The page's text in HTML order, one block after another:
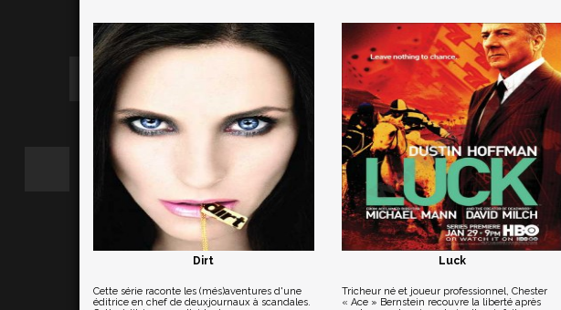
Dirt
Cette série raconte les (més)aventures d'une
éditrice en chef de deuxjournaux à scandales.
Luck
Tricheur né et joueur professionnel, Chester
« Ace » Bernstein recouvre la liberté après